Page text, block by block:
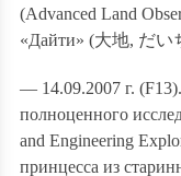
(Advanced Land
«Дайти» (大地, だい
— 14.09.2007 г.
полноценного
and Engineering
принцесса из